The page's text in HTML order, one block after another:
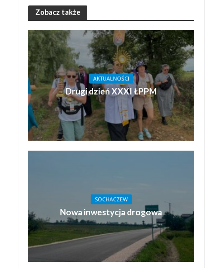
Zobacz także
AKTUALNOŚCI
Drugi dzień XXXI ŁPPM
SOCHACZEW
Nowa inwestycja drogowa